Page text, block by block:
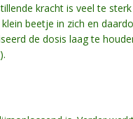
kracht is veel te sterk
beetje in zich en
de dosis laag te